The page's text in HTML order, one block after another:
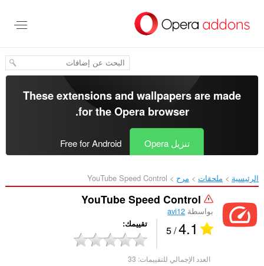
المحتوى
These extensions and wallpapers are made
for theOpera browser
.
تنزيل Opera Free for Android
الرئيسية ملحقات مرح YouTube Speed Control‎
YouTube Speed Control
بواسطة avi12
4.1
/ 5 تقييمك
العدد الإجمالي للتقييمات: 33